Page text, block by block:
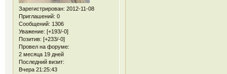
Зарегистрирован: 2012-11-08
Приглашений: 0
Сообщений: 1306
Уважение: [+193/-0]
Позитив: [+233/-0]
Провел на форуме:
2 месяца 19 дней
Последний визит:
Вчера 21:25:43